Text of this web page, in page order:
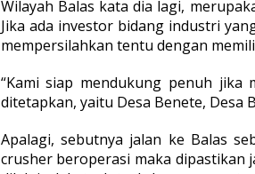
Wilayah Balas kata dia lagi,
Jika ada investor bidang industri
mempersilahkan tentu dengan
“Kami siap mendukung penuh
ditetapkan, yaitu Desa Benete, Desa
Apalagi, sebutnya jalan ke Balas
crusher beroperasi maka dipastikan